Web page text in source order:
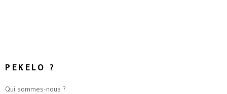
PEKELO ?
Qui sommes-nous ?